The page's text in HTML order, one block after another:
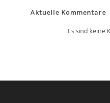
Aktuelle Kommentare
Es sind keine